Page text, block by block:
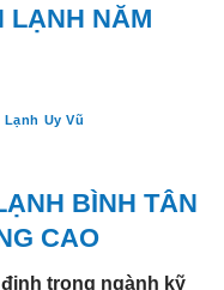
LẠNH NĂM
Uy Vũ
BÌNH TÂN
CAO
trong ngành kỹ